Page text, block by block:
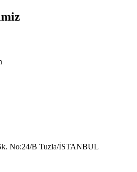
No:24/B Tuzla/İSTANBUL